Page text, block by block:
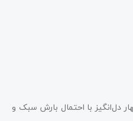
۱۲ تا ۲۳ درجه؛ بهار دل‌انگیز با احتمال بارش سبک و